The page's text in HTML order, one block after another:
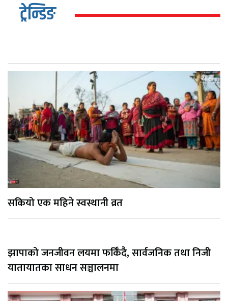
ट्रेन्डिङ
सकियो एक महिने स्वस्थानी व्रत
झापाको जनजीवन लयमा फर्किँदै, सार्वजनिक तथा निजी
यातायातका साधन सञ्चालनमा